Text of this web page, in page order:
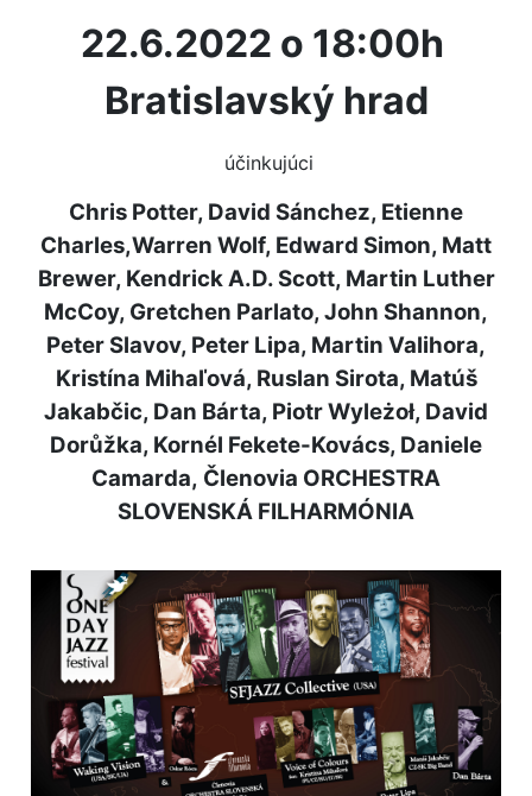
22.6.2022 o 18:00h
Bratislavský hrad
účinkujúci
Chris Potter, David Sánchez, Etienne
Charles,Warren Wolf, Edward Simon, Matt
Brewer, Kendrick A.D. Scott, Martin Luther
McCoy, Gretchen Parlato, John Shannon,
Peter Slavov, Peter Lipa, Martin Valihora,
Kristína Mihaľová, Ruslan Sirota, Matúš
Jakabčic, Dan Bárta, Piotr Wyleżoł, David
Dorůžka, Kornél Fekete-Kovács, Daniele
Camarda, Členovia ORCHESTRA
SLOVENSKÁ FILHARMÓNIA